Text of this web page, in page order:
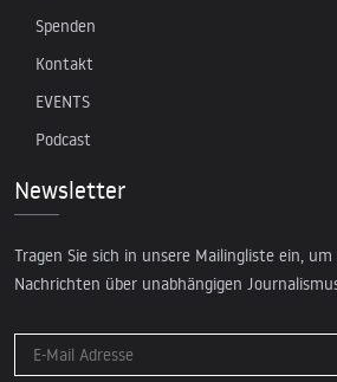
Spenden
Kontakt
EVENTS
Podcast
Newsletter
Tragen Sie sich in unsere Mailingliste ein,
Nachrichten über unabhängigen